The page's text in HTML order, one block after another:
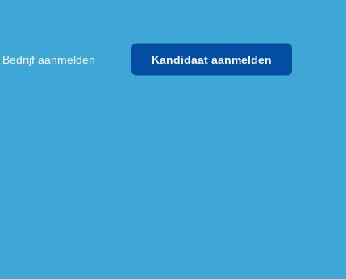
Bedrijf aanmelden Kandidaat aanmelden